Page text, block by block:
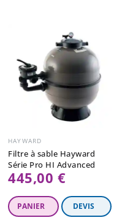
HAYWARD
Filtre à sable Hayward
Série Pro HI Advanced
445,00 €